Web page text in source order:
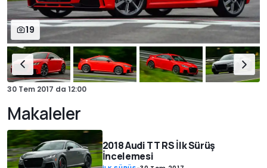
19
30 Tem 2017 da 12:00
Makaleler
2018 Audi TT RS İlk Sürüş
İncelemesi